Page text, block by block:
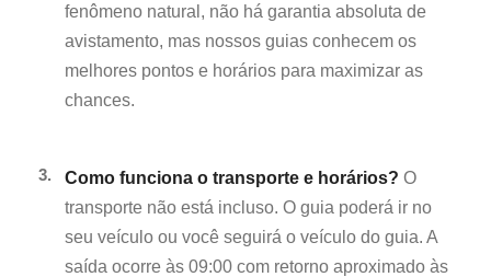
fenômeno natural, não há garantia absoluta de
avistamento, mas nossos guias conhecem os
melhores pontos e horários para maximizar as
chances.
3. Como funciona o transporte e horários? O
transporte não está incluso. O guia poderá ir no
seu veículo ou você seguirá o veículo do guia. A
saída ocorre às 09:00 com retorno aproximado às